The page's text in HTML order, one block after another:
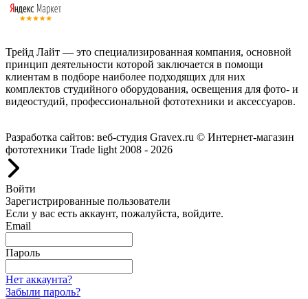
Трейд Лайт — это специализированная компания, основной
принцип деятельности которой заключается в помощи
клиентам в подборе наиболее подходящих для них
комплектов студийного оборудования, освещения для фото- и
видеостудий, профессиональной фототехники и аксессуаров.
Разработка сайтов: веб-студия Gravex.ru © Интернет-магазин
фототехники Trade light 2008 - 2026
Войти
Зарегистрированные пользователи
Если у вас есть аккаунт, пожалуйста, войдите.
Email
Пароль
Нет аккаунта?
Забыли пароль?